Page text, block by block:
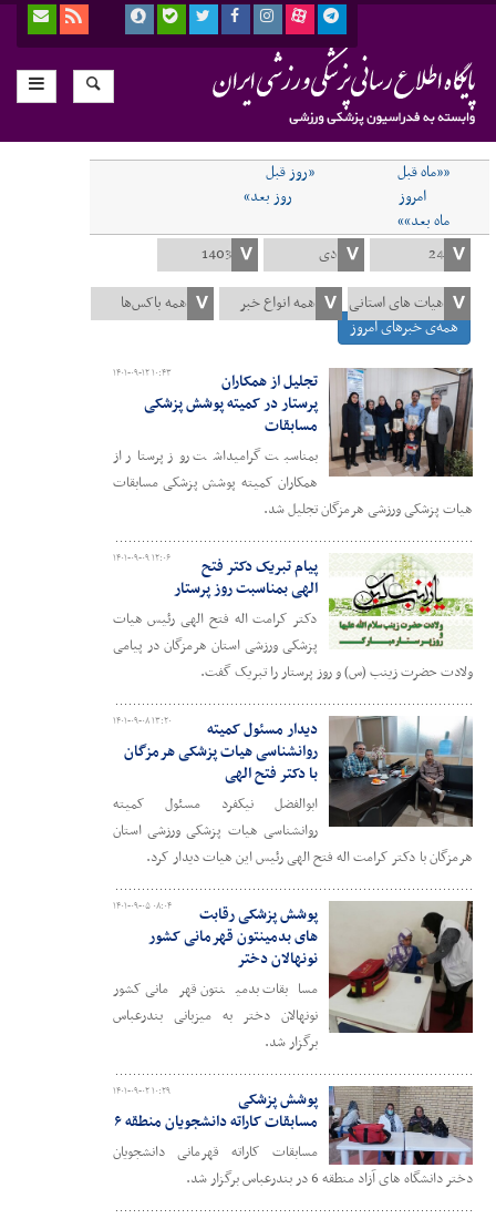
««ماه قبل
«روز قبل
امروز
روز بعد»
ماه بعد»»
همه‌ی خبرهای امروز
۱۴۰۱-۰۹-۱۲ ۱۰:۴۳
تجلیل از همکاران
پرستار در کمیته پوشش پزشکی
مسابقات
بمناسبت گرامیداشت روز پرستار از
همکاران کمیته پوشش پزشکی مسابقات
هیات پزشکی ورزشی هرمزگان تجلیل شد.
۱۴۰۱-۰۹-۰۹ ۱۲:۰۶
پیام تبریک دکتر فتح
الهی بمناسبت روز پرستار
دکتر کرامت اله فتح الهی رئیس هیات
پزشکی ورزشی استان هرمزگان در پیامی
ولادت حضرت زینب (س) و روز پرستار را تبریک گفت.
۱۴۰۱-۰۹-۰۸ ۱۳:۲۰
دیدار مسئول کمیته
روانشناسی هیات پزشکی هرمزگان
با دکتر فتح الهی
ابوالفضل نیکفرد مسئول کمیته
روانشناسی هیات پزشکی ورزشی استان
هرمزگان با دکتر کرامت اله فتح الهی رئیس این هیات دیدار کرد.
۱۴۰۱-۰۹-۰۵ ۰۸:۰۴
پوشش پزشکی رقابت
های بدمینتون قهرمانی کشور
نونهالان دختر
مسابقات بدمینتون قهرمانی کشور
نونهالان دختر به میزبانی بندرعباس
برگزار شد.
۱۴۰۱-۰۹-۰۲ ۱۰:۲۹
پوشش پزشکی
مسابقات کاراته دانشجویان منطقه ۶
مسابقات کاراته قهرمانی دانشجویان
دختر دانشگاه های آزاد منطقه 6 در بندرعباس برگزار شد.